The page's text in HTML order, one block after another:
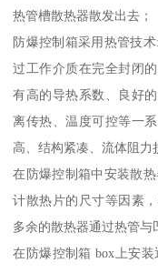
热管槽散热器散发出去；
防爆控制箱采用热管技
过工作介质在完全封闭
有高的导热系数、良好
离传热、温度可控等一
高、结构紧凑、流体阻力
在防爆控制箱中安装散
计散热片的尺寸等因素
多余的散热器通过热管与
在防爆控制箱 box上安